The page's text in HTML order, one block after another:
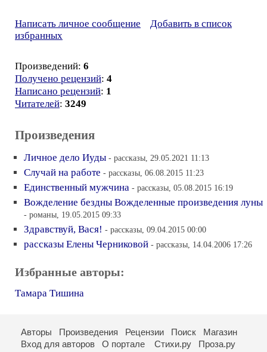
Написать личное сообщение
Добавить в список
избранных
Произведений: 6
Получено рецензий: 4
Написано рецензий: 1
Читателей: 3249
Произведения
Личное дело Иуды - рассказы, 29.05.2021 11:13
Случай на работе - рассказы, 06.08.2015 11:23
Единственный мужчина - рассказы, 05.08.2015 16:19
Вожделение бездны Вожделенные произведения луны
- романы, 19.05.2015 09:33
Здравствуй, Вася! - рассказы, 09.04.2015 00:00
рассказы Елены Черниковой - рассказы, 14.04.2006 17:26
Избранные авторы:
Тамара Тишина
Авторы Произведения Рецензии Поиск
Магазин
Вход для авторов
О портале Стихи.ру Проза.ру